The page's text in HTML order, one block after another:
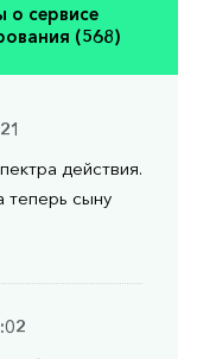
о сервисе
(568)
действия.
теперь сыну